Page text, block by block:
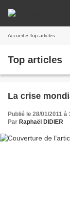
Accueil » Top articles
Top articles
La crise
Publié le 28/01/2011 à
Par Raphaël DIDIER